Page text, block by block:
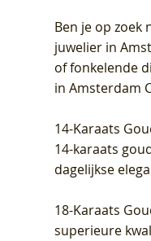
Blush Lab
LG9006Y/S -
grown
Blush Lab
– Geelgoud
Diamant
Blush Lab
Geelgoud
Diamant
Ben je op
juwelier in
of fonkelende
in Amsterdam
14-Karaats
14-karaats
dagelijkse
18-Karaats
superieure